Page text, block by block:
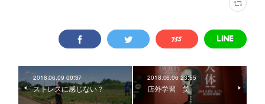
2018.06.09 00:37
ストレスに感じない？
2018.06.06 23:55
店外学習 笑